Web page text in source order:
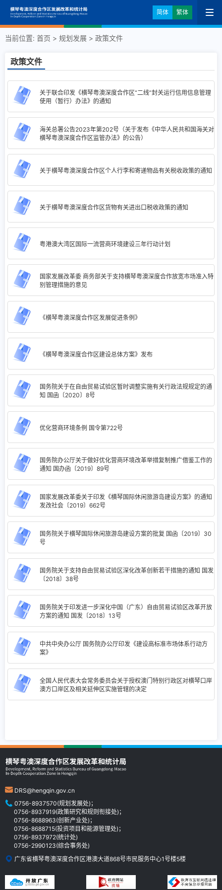
简体 繁体
当前位置: 首页 > 规划发展 > 政策文件
政策文件
关于联合印发《横琴粤澳深度合作区“二线”封关运行信用信息管理
使用（暂行）办法》的通知
海关总署公告2023年第202号（关于发布《中华人民共和国海关对
横琴粤澳深度合作区监管办法》的公告）
关于横琴粤澳深度合作区个人行李和寄递物品有关税收政策的通知
关于横琴粤澳深度合作区货物有关进出口税收政策的通知
粤港澳大湾区国际一流营商环境建设三年行动计划
国家发展改革委 商务部关于支持横琴粤澳深度合作放宽市场准入特
别管理措施的意见
《横琴粤澳深度合作区发展促进条例》
《横琴粤澳深度合作区建设总体方案》发布
国务院关于在自由贸易试验区暂时调整实施有关行政法规规定的通
知 国函〔2020〕8号
优化营商环境条例 国令第722号
国务院办公厅关于做好优化营商环境改革举措复制推广借鉴工作的
通知 国办函〔2019〕89号
国家发展改革委关于印发《横琴国际休闲旅游岛建设方案》的通知
发改社会〔2019〕662号
国务院关于横琴国际休闲旅游岛建设方案的批复 国函〔2019〕30
号
国务院关于支持自由贸易试验区深化改革创新若干措施的通知 国发
〔2018〕38号
国务院关于印发进一步深化中国（广东）自由贸易试验区改革开放
方案的通知 国发〔2018〕13号
中共中央办公厅 国务院办公厅印发《建设高标准市场体系行动方
案》
全国人民代表大会常务委员会关于授权澳门特别行政区对横琴口岸
澳方口岸区及相关延伸区实施管辖的决定
DRS@hengqin.gov.cn
0756-8937570(规划发展处)；
0756-8937919(政策研究和规则衔接处)；
0756-8688963(创新产业处)；
0756-8688715(投资项目和能源管理处)；
0756-8937972(统计处)
0756-2990123(综合事务处)
广东省横琴粤澳深度合作区港澳大道868号市民服务中心1号楼5楼